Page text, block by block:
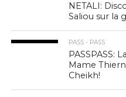
NETALI:
Saliou sur la
PASS - PASS
PASSPASS:
Mame
Cheikh!